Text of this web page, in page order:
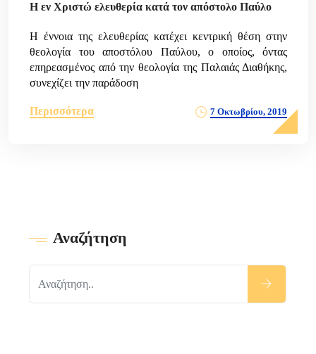
Η εν Χριστώ ελευθερία κατά τον απόστολο Παύλο
Η έννοια της ελευθερίας κατέχει κεντρική θέση στην
θεολογία του αποστόλου Παύλου, ο οποίος, όντας
επηρεασμένος από την θεολογία της Παλαιάς Διαθήκης,
συνεχίζει την παράδοση
Περισσότερα 7 Οκτωβρίου, 2019
Αναζήτηση